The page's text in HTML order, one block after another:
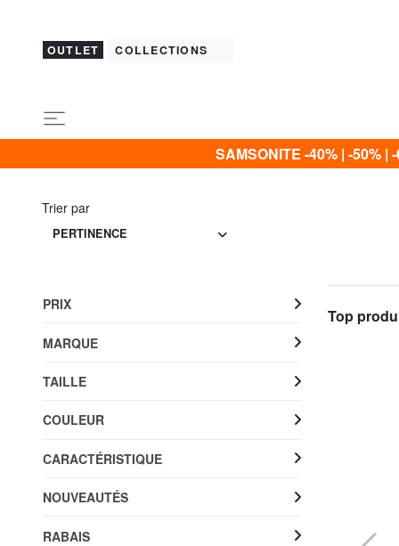
OUTLET COLLECTIONS
SAMSONITE -40% | -50%
Trier par
PERTINENCE
Top
PRIX
MARQUE
TAILLE
COULEUR
CARACTÉRISTIQUE
NOUVEAUTÉS
RABAIS